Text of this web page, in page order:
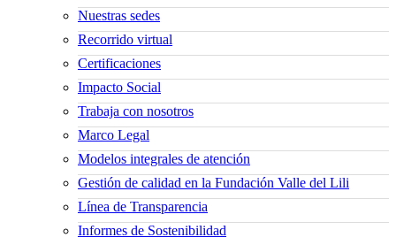
Nuestras sedes
Recorrido virtual
Certificaciones
Impacto Social
Trabaja con nosotros
Marco Legal
Modelos integrales de atención
Gestión de calidad en la Fundación Valle del Lili
Línea de Transparencia
Informes de Sostenibilidad